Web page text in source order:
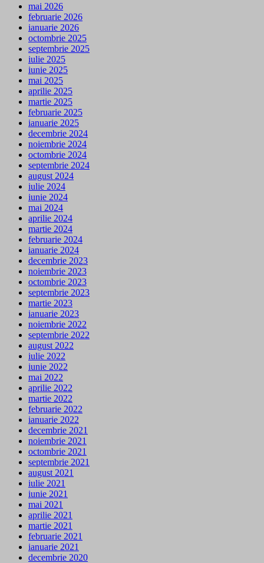
mai 2026
februarie 2026
ianuarie 2026
octombrie 2025
septembrie 2025
iulie 2025
iunie 2025
mai 2025
aprilie 2025
martie 2025
februarie 2025
ianuarie 2025
decembrie 2024
noiembrie 2024
octombrie 2024
septembrie 2024
august 2024
iulie 2024
iunie 2024
mai 2024
aprilie 2024
martie 2024
februarie 2024
ianuarie 2024
decembrie 2023
noiembrie 2023
octombrie 2023
septembrie 2023
martie 2023
ianuarie 2023
noiembrie 2022
septembrie 2022
august 2022
iulie 2022
iunie 2022
mai 2022
aprilie 2022
martie 2022
februarie 2022
ianuarie 2022
decembrie 2021
noiembrie 2021
octombrie 2021
septembrie 2021
august 2021
iulie 2021
iunie 2021
mai 2021
aprilie 2021
martie 2021
februarie 2021
ianuarie 2021
decembrie 2020